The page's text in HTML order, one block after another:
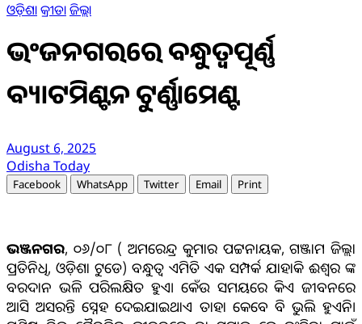
ଓଡ଼ିଶାକ୍ରୀଡାଜିଲ୍ଲା
ଭଂଜନଗରରେ ବନ୍ଧୁତ୍ୱପୂର୍ଣ୍ଣ
ବ୍ୟାଟମିଣ୍ଟନ ଟୁର୍ଣ୍ଣାମେଣ୍ଟ
August 6, 2025
Odisha Today
Facebook WhatsApp Twitter Email Print
ଭଞ୍ଜନଗର, ୦୬/୦୮ ( ଅମରେନ୍ଦ୍ର କୁମାର ପଟ୍ଟନାୟକ, ଗଞ୍ଜାମ ଜିଲ୍ଲା
ପ୍ରତିନିଧି, ଓଡ଼ିଶା ଟୁଡେ) ବନ୍ଧୁତ୍ୱ ଏମିତି ଏକ ସମ୍ପର୍କ ଯାହାକି ଈଶ୍ୱର ଙ୍କ
ବରଦାନ ଭଳି ପରିଲକ୍ଷିତ ହୁଏ। କେଁଉ ସମୟରେ କିଏ ଜୀବନରେ
ଆସି ଅସରନ୍ତି ସ୍ନେହ ଦେଇଯାଇଥାଏ ତାହା କେବେ ବି ଭୁଲି ହୁଏନି।